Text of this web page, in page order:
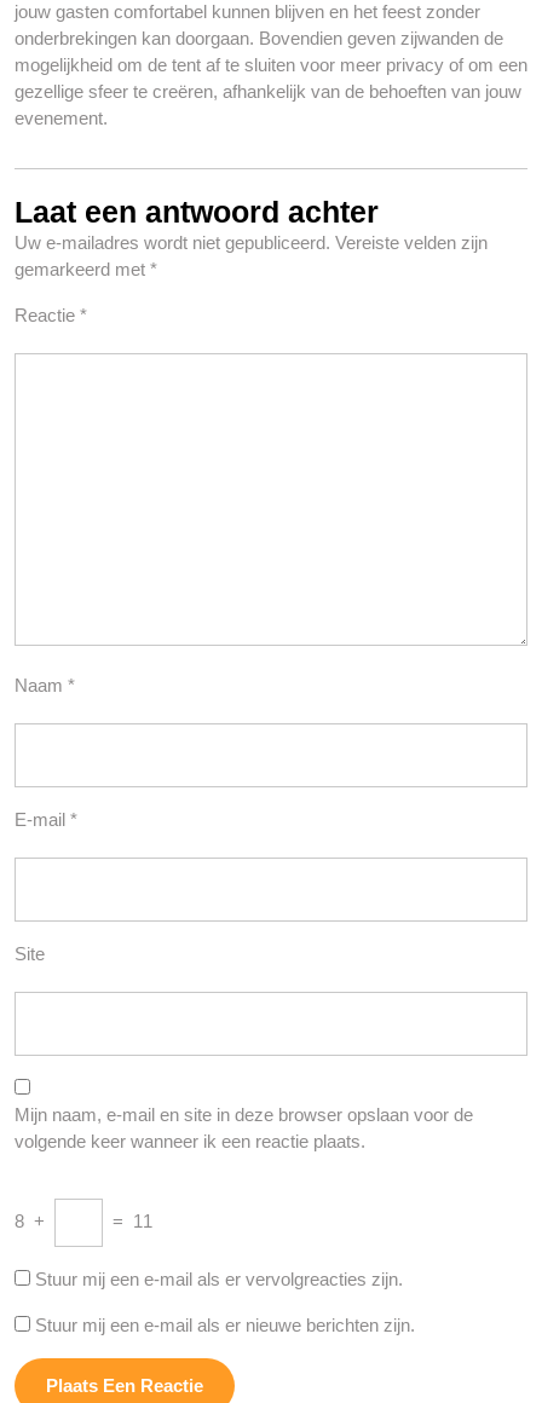
jouw gasten comfortabel kunnen blijven en het feest zonder
onderbrekingen kan doorgaan. Bovendien geven zijwanden de
mogelijkheid om de tent af te sluiten voor meer privacy of om een
gezellige sfeer te creëren, afhankelijk van de behoeften van jouw
evenement.
Laat een antwoord achter
Uw e-mailadres wordt niet gepubliceerd. Vereiste velden zijn
gemarkeerd met *
Reactie *
Naam *
E-mail *
Site
Mijn naam, e-mail en site in deze browser opslaan voor de
volgende keer wanneer ik een reactie plaats.
8 + = 11
Stuur mij een e-mail als er vervolgreacties zijn.
Stuur mij een e-mail als er nieuwe berichten zijn.